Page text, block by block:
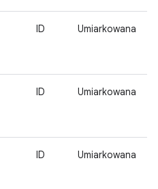
ID Umiarkowana
ID Umiarkowana
ID Umiarkowana